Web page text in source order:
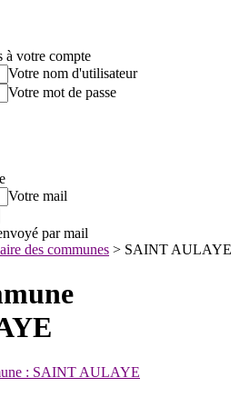
à votre compte
Votre nom d'utilisateur
Votre mot de passe
Votre mail
par mail
des communes > SAINT AULAYE
: SAINT AULAYE